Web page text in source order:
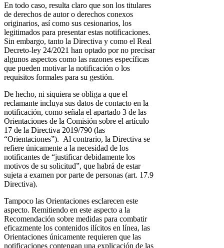
En todo caso, resulta claro que son los titulares
de derechos de autor o derechos conexos
originarios, así como sus cesionarios, los
legitimados para presentar estas notificaciones.
Sin embargo, tanto la Directiva y como el Real
Decreto-ley 24/2021 han optado por no precisar
algunos aspectos como las razones específicas
que pueden motivar la notificación o los
requisitos formales para su gestión.
De hecho, ni siquiera se obliga a que el
reclamante incluya sus datos de contacto en la
notificación, como señala el apartado 3 de las
Orientaciones de la Comisión sobre el artículo
17 de la Directiva 2019/790 (las
“Orientaciones”). Al contrario, la Directiva se
refiere únicamente a la necesidad de los
notificantes de “justificar debidamente los
motivos de su solicitud”, que habrá de estar
sujeta a examen por parte de personas (art. 17.9
Directiva).
Tampoco las Orientaciones esclarecen este
aspecto. Remitiendo en este aspecto a la
Recomendación sobre medidas para combatir
eficazmente los contenidos ilícitos en línea, las
Orientaciones únicamente requieren que las
notificaciones contengan una explicación de las